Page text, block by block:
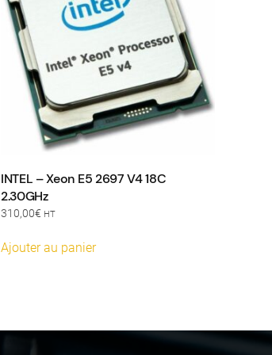
INTEL – Xeon E5 2697 V4 18C
2.30GHz
310,00€ HT
Ajouter au panier